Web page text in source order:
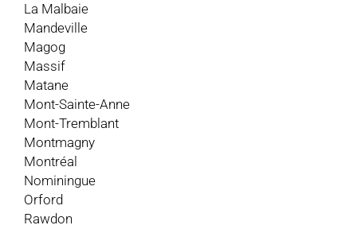
La Malbaie
Mandeville
Magog
Massif
Matane
Mont-Sainte-Anne
Mont-Tremblant
Montmagny
Montréal
Nominingue
Orford
Rawdon